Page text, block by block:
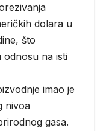
dolara u
što
odnosu na isti
imao je
nivoa
gasa.